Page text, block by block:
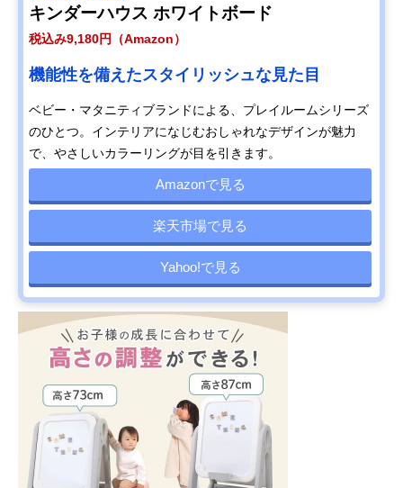
キンダーハウス ホワイトボード
税込み9,180円（Amazon）
機能性を備えたスタイリッシュな見た目
ベビー・マタニティブランドによる、プレイルームシリーズ
のひとつ。インテリアになじむおしゃれなデザインが魅力
で、やさしいカラーリングが目を引きます。
Amazonで見る
楽天市場で見る
Yahoo!で見る